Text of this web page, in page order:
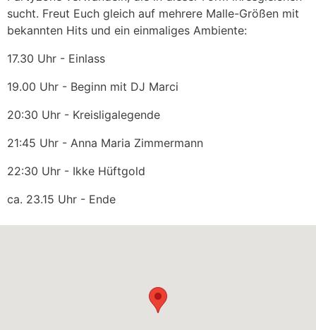
sucht. Freut Euch gleich auf mehrere Malle-Größen mit
bekannten Hits und ein einmaliges Ambiente:
17.30 Uhr - Einlass
19.00 Uhr - Beginn mit DJ Marci
20:30 Uhr - Kreisligalegende
21:45 Uhr - Anna Maria Zimmermann
22:30 Uhr - Ikke Hüftgold
ca. 23.15 Uhr - Ende